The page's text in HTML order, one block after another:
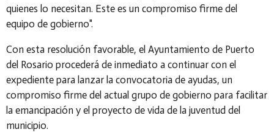
quienes lo necesitan. Este es un compromiso firme del
equipo de gobierno".
Con esta resolución favorable, el Ayuntamiento de Puerto
del Rosario procederá de inmediato a continuar con el
expediente para lanzar la convocatoria de ayudas, un
compromiso firme del actual grupo de gobierno para facilitar
la emancipación y el proyecto de vida de la juventud del
municipio.